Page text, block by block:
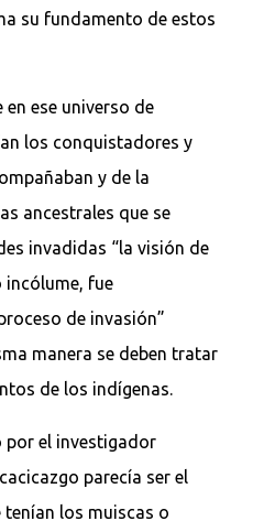
su fundamento de estos
en ese universo de
los conquistadores y
y de la
ancestrales que se
invadidas “la visión de
incólume, fue
de invasión”
manera se deben tratar
de los indígenas.
por el investigador
parecía ser el
los muiscas o